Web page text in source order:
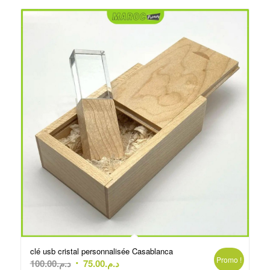
clé usb cristal personnalisée Casablanca
د.م.100.00
Le
د.م.75.00
Le
Promo !